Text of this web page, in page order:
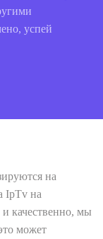
успей
на
IpTv на
качественно, мы
может